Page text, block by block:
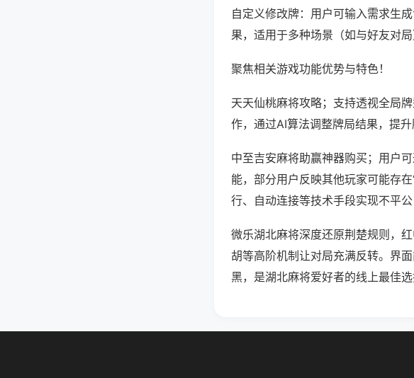
自定义修改牌：用户可输入需求生
果，适用于多种场景（如与好友对
聚焦相关游戏功能优势与特色！
天天仙桃麻将攻略；支持透视全局
作，通过AI算法调整牌局结果，提升
中至吉安麻将助赢神器购买；用户
能，部分用户反映其他玩家可能存
行、自动连接等技术手段实现不平公
微乐湖北麻将深度还原荆楚规则，
胡等高阶机制让对局充满反转。界
黑，是湖北麻将爱好者的线上最佳选